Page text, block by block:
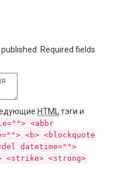
Required fields
HTML
тэги и
<abbr
<b> <blockquote
datetime="">
<strike> <strong>